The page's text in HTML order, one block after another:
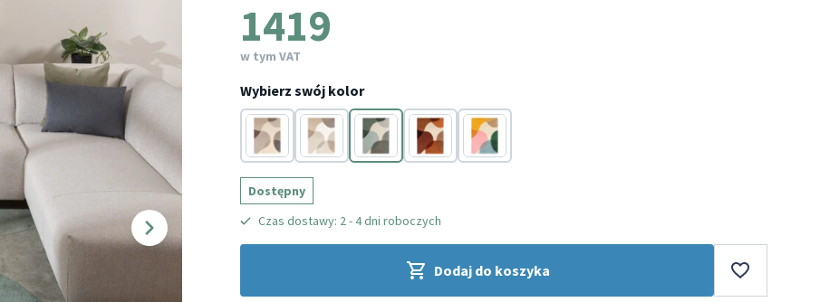
1419
w tym VAT
Wybierz swój kolor
BrązowyKremowyMiętowyTerakotaWielokolorowy
Dostępny
Czas dostawy: 2 - 4 dni roboczych
Dodaj do koszyka